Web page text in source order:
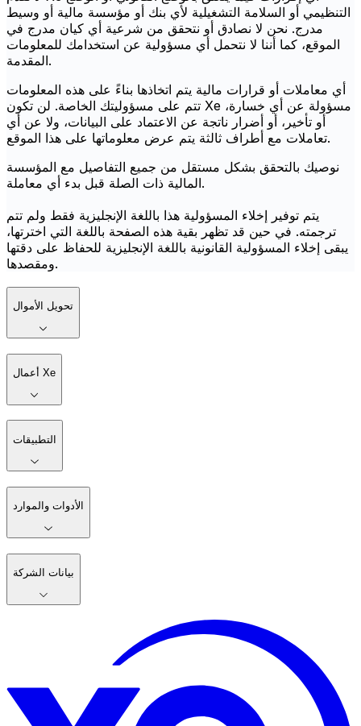
التنظيمي أو السلامة التشغيلية لأي بنك أو مؤسسة مالية أو وسيط
مدرج. نحن لا نصادق أو نتحقق من شرعية أي كيان مدرج في
الموقع، كما أننا لا نتحمل أي مسؤولية عن استخدامك للمعلومات
المقدمة.
أي معاملات أو قرارات مالية يتم اتخاذها بناءً على هذه المعلومات
تتم على مسؤوليتك الخاصة. لن تكون Xe مسؤولة عن أي خسارة،
أو تأخير، أو أضرار ناتجة عن الاعتماد على البيانات، ولا عن أي
تعاملات مع أطراف ثالثة يتم عرض معلوماتها على هذا الموقع.
نوصيك بالتحقق بشكل مستقل من جميع التفاصيل مع المؤسسة
المالية ذات الصلة قبل بدء أي معاملة.
يتم توفير إخلاء المسؤولية هذا باللغة الإنجليزية فقط ولم تتم
ترجمته. في حين قد تظهر بقية هذه الصفحة باللغة التي اخترتها،
يبقى إخلاء المسؤولية القانونية باللغة الإنجليزية للحفاظ على دقتها
ومقصدها.
تحويل الأموال
أعمال Xe
التطبيقات
الأدوات والموارد
بيانات الشركة